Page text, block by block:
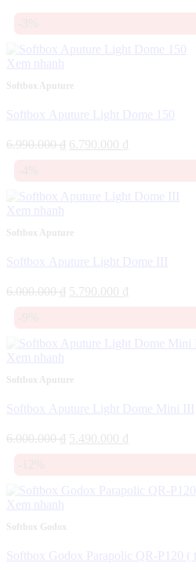
Xem nhanh
Softbox Aputure
Softbox Aputure Light Dome 150
6.990.000₫ Giá
6.790.000 ₫
6.790.000 ₫.
Xem nhanh
Softbox Aputure
Softbox Aputure Light Dome III
6.000.000₫ Giá
5.790.000 ₫
5.790.000 ₫.
Xem nhanh
Softbox Aputure
Softbox Aputure Light Dome Mini III
6.000.000₫ Giá
5.490.000 ₫
5.490.000 ₫.
Xem nhanh
Softbox Godox
Softbox Godox Parapolic QR-P120 (